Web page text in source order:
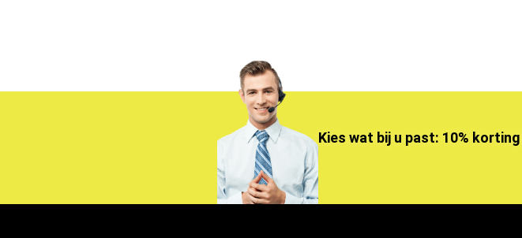
Kies wat bij u past: 10%